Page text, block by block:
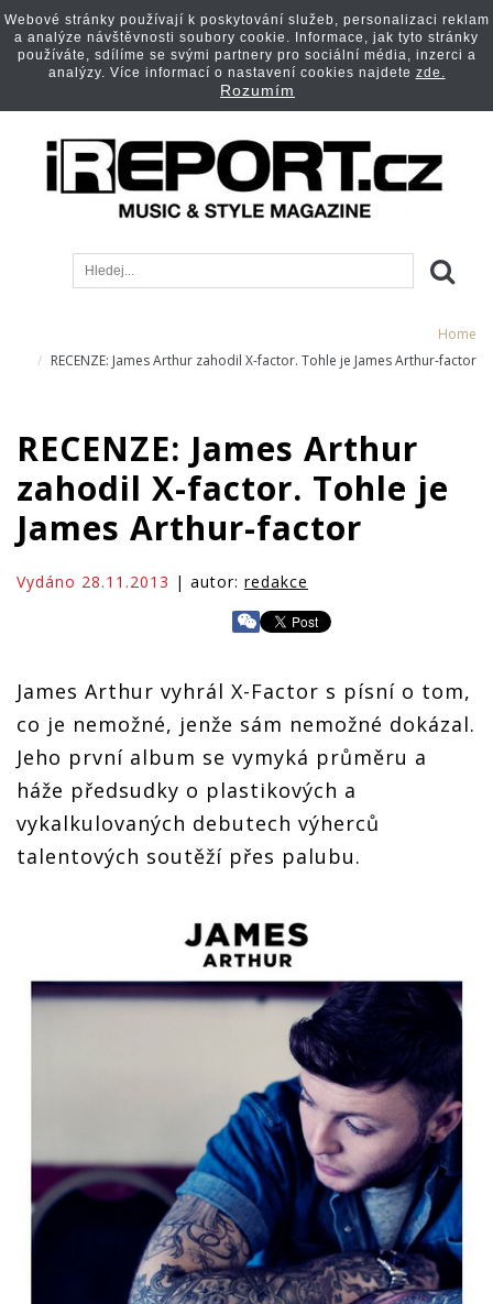
Home
RECENZE: James Arthur zahodil X-factor. Tohle je James Arthur-factor
RECENZE: James Arthur
zahodil X-factor. Tohle je
James Arthur-factor
Vydáno 28.11.2013 | autor: redakce
James Arthur vyhrál X-Factor s písní o tom,
co je nemožné, jenže sám nemožné dokázal.
Jeho první album se vymyká průměru a
háže předsudky o plastikových a
vykalkulovaných debutech výherců
talentových soutěží přes palubu.
Webové stránky používají k poskytování služeb, personalizaci reklam
a analýze návštěvnosti soubory cookie. Informace, jak tyto stránky
používáte, sdílíme se svými partnery pro sociální média, inzerci a
analýzy. Více informací o nastavení cookies najdete zde.
Rozumím